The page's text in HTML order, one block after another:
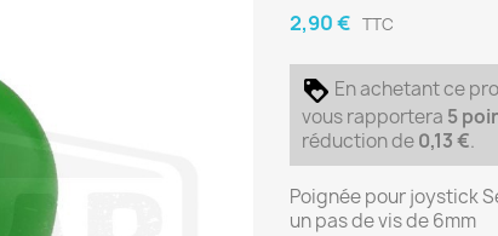
2,90 € TTC
En achetant ce
vous rapportera 5
réduction de0,13 €.
Poignée pour joystick
un pas de vis de 6mm